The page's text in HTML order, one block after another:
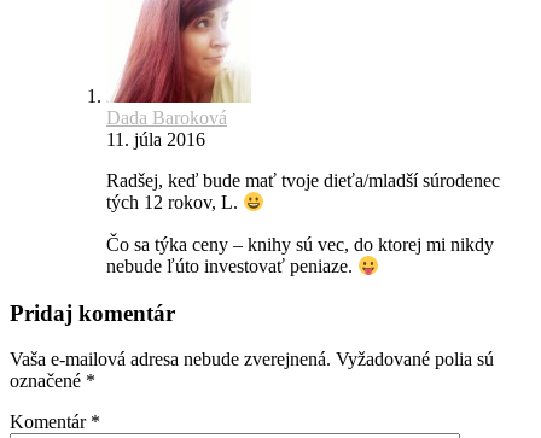
Dada Baroková
11. júla 2016
Radšej, keď bude mať tvoje dieťa/mladší súrodenec
tých 12 rokov, L.
Čo sa týka ceny – knihy sú vec, do ktorej mi nikdy
nebude ľúto investovať peniaze.
Pridaj komentár
Vaša e-mailová adresa nebude zverejnená. Vyžadované polia sú
označené *
Komentár *